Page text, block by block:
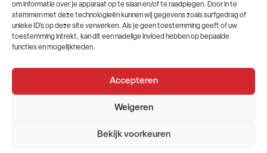
om informatie over je apparaat op te slaan en/of te raadplegen. Door in te
stemmen met deze technologieën kunnen wij gegevens zoals surfgedrag of
unieke ID's op deze site verwerken. Als je geen toestemming geeft of uw
toestemming intrekt, kan dit een nadelige invloed hebben op bepaalde
functies en mogelijkheden.
Accepteren
Weigeren
Bekijk voorkeuren
SOCIALS